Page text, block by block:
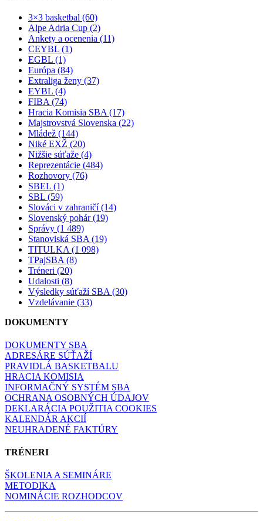
3×3 basketbal (60)
Alpe Adria Cup (2)
Ankety a ocenenia (11)
CEYBL (1)
EGBL (1)
Európa (84)
Extraliga ženy (37)
EYBL (4)
FIBA (74)
Hracia Komisia SBA (17)
Majstrovstvá Slovenska (22)
Mládež (144)
Niké EXŽ (20)
Nižšie súťaže (4)
Reprezentácie (484)
Rozhovory (76)
SBEL (1)
SBL (59)
Slováci v zahraničí (14)
Slovenský pohár (19)
Správy (1 489)
Stanoviská SBA (19)
TITULKA (1 098)
TPajSBA (8)
Tréneri (20)
Udalosti (8)
Výsledky súťaží SBA (30)
Vzdelávanie (33)
DOKUMENTY
DOKUMENTY SBA
ADRESÁRE SÚŤAŽÍ
PRAVIDLÁ BASKETBALU
HRACIA KOMISIA
INFORMAČNÝ SYSTÉM SBA
OCHRANA OSOBNÝCH ÚDAJOV
DEKLARÁCIA POUŽITIA COOKIES
KALENDÁR AKCIÍ
NEUHRADENÉ FAKTÚRY
TRÉNERI
ŠKOLENIA A SEMINÁRE
METODIKA
NOMINÁCIE ROZHODCOV